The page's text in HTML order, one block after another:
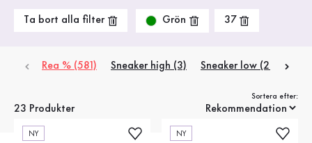
Ta bort alla filter Grön 37
Rea % (581) Sneaker high (3) Sneaker low (20)
23 Produkter
Sortera efter:
NY NY